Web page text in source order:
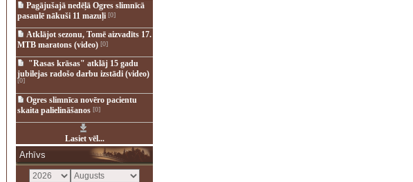
Pagājušajā nedēļā Ogres slimnīcā
pasaulē nākuši 11 mazuļi[0]
Atklājot sezonu, Tomē aizvadīts 17.
MTB maratons (video)[0]
"Rasas krāsas" atklāj 15 gadu
jubilejas radošo darbu izstādi (video)
[0]
Ogres slimnīca novēro pacientu
skaita palielināšanos [0]
Lasiet vēl...
Arhīvs